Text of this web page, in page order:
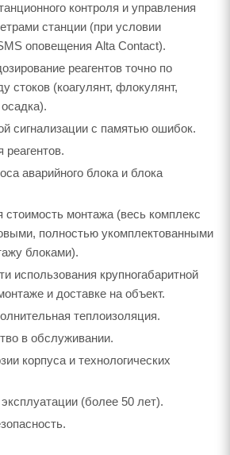
контроля и управления
станции (при условии
оповещения Alta Contact).
реагентов точно по
стоков (коагулянт, флокулянт,
сигнализации с памятью ошибок.
реагентов.
аварийного блока и блока
стоимость монтажа (весь комплекс
полностью укомплектованными
блоками).
использования крупногабаритной
и доставке на объект.
теплоизоляция.
в обслуживании.
корпуса и технологических
(более 50 лет).